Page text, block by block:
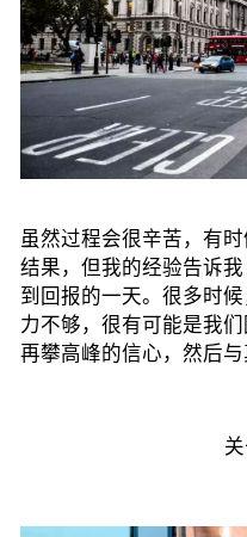
虽然过程会很辛苦，有
结果，但我的经验告诉
到回报的一天。很多时
力不够，很有可能是我
再攀高峰的信心，然后与